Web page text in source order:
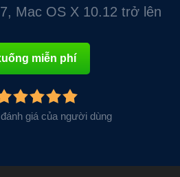
Mac OS X 10.12 trở lên
miễn phí
giá của người dùng